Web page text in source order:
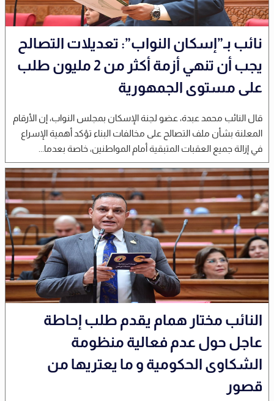
نائب بـ”إسكان النواب”: تعديلات التصالح
يجب أن تنهي أزمة أكثر من 2 مليون طلب
على مستوى الجمهورية
قال النائب محمد عبدة، عضو لجنة الإسكان بمجلس النواب، إن الأرقام
المعلنة بشأن ملف التصالح على مخالفات البناء تؤكد أهمية الإسراع
في إزالة جميع العقبات المتبقية أمام المواطنين، خاصة بعدما...
النائب مختار همام يقدم طلب إحاطة
عاجل حول عدم فعالية منظومة
الشكاوى الحكومية و ما يعتريها من
قصور